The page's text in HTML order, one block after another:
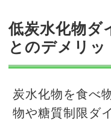
低炭水化物ダ
とのデメリッ
炭水化物を食べ
物や糖質制限ダ